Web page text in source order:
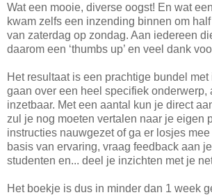
Wat een mooie, diverse oogst! En wat
kwam zelfs een inzending binnen om
van zaterdag op zondag. Aan iedereen
daarom een ‘thumbs up’ en veel dank
Het resultaat is een prachtige bundel
gaan over een heel specifiek onderwerp,
inzetbaar. Met een aantal kun je direct
zul je nog moeten vertalen naar je eigen
instructies nauwgezet of ga er losjes
basis van ervaring, vraag feedback aan
studenten en... deel je inzichten met je
Het boekje is dus in minder dan 1 week